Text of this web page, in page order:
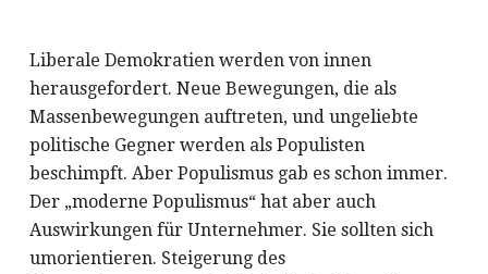
Liberale Demokratien werden von innen
herausgefordert. Neue Bewegungen, die als
Massenbewegungen auftreten, und ungeliebte
politische Gegner werden als Populisten
beschimpft. Aber Populismus gab es schon immer.
Der „moderne Populismus“ hat aber auch
Auswirkungen für Unternehmer. Sie sollten sich
umorientieren. Steigerung des